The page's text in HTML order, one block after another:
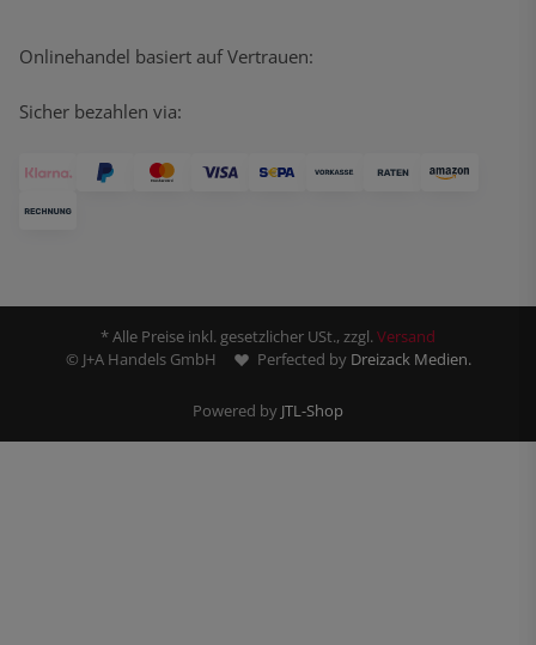
Onlinehandel basiert auf Vertrauen:
Sicher bezahlen via:
* Alle Preise inkl. gesetzlicher USt., zzgl.Versand
© J+A Handels GmbH
Perfected by Dreizack Medien.
Powered by JTL-Shop